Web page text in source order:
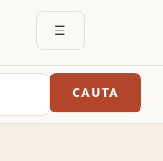
☰DESCHIDE
CAUTA